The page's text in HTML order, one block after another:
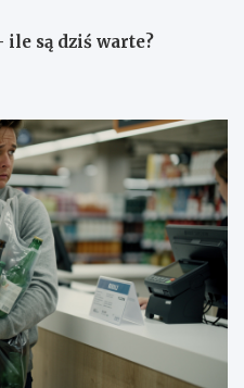
ile są dziś warte?